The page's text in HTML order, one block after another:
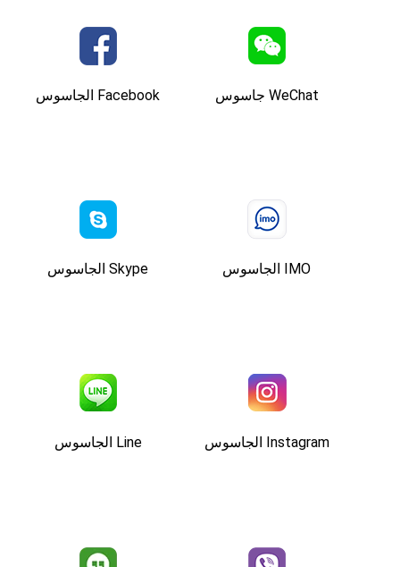
Facebook الجاسوس WeChat جاسوس
Skype الجاسوس IMO الجاسوس
Line الجاسوس Instagram الجاسوس